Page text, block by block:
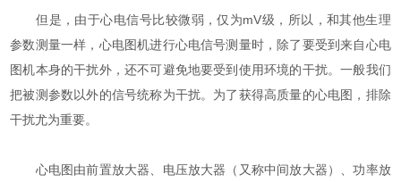
但是，由于心电信号比较微弱，仅为mV级，所以，和其他生理
参数测量一样，心电图机进行心电信号测量时，除了要受到来自心电
图机本身的干扰外，还不可避免地要受到使用环境的干扰。一般我们
把被测参数以外的信号统称为干扰。为了获得高质量的心电图，排除
干扰尤为重要。
心电图由前置放大器、电压放大器（又称中间放大器）、功率放